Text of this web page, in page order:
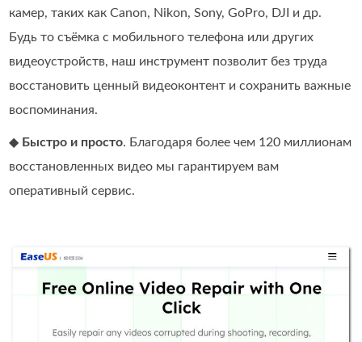
камер, таких как Canon, Nikon, Sony, GoPro, DJI и др.
Будь то съёмка с мобильного телефона или других
видеоустройств, наш инструмент позволит без труда
восстановить ценный видеоконтент и сохранить важные
воспоминания.
◆ Быстро и просто. Благодаря более чем 120 миллионам
восстановленных видео мы гарантируем вам
оперативный сервис.